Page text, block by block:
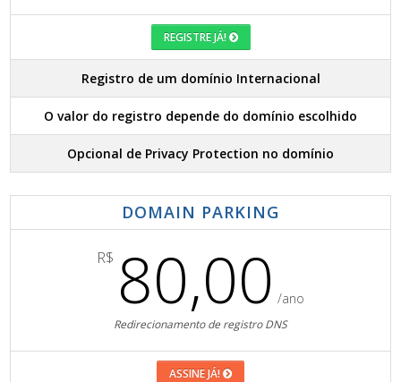
REGISTRE JÁ!
Registro de um domínio Internacional
O valor do registro depende do domínio escolhido
Opcional de Privacy Protection no domínio
DOMAIN PARKING
R$ 80,00 /ano
Redirecionamento de registro DNS
ASSINE JÁ!